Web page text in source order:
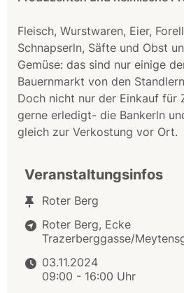
Fleisch, Wurstwaren, Eier,
Schnapserln, Säfte und Obst
Gemüse: das sind nur einige
Bauernmarkt von den
Doch nicht nur der Einkauf für
gerne erledigt- die Bankerln
gleich zur Verkostung vor Ort.
Veranstaltungsinfos
Roter Berg
Roter Berg, Ecke
Trazerberggasse/
03.11.2024
09:00 - 16:00 Uhr